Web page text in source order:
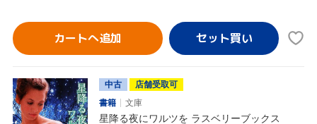
カートへ追加
中古
店舗受取可
書籍
文庫
星降る夜にワルツを ラスベリーブックス